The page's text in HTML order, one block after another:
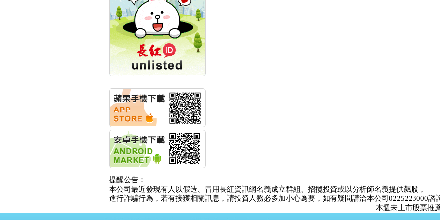
創新高 啟動興櫃轉上櫃
計畫
明緯企業:明緯永續科技
競賽 以電源驅動善的力
量
秀育企業:秀育SHO-U儲
能系統 獲國內首張CNS
認證
聯博投信:聯博00404A
華旭先進:代重要子公司
碩通散熱股份有限公司
公告董事會通過發言人
及代理發
華旭先進:代重要子公司
碩通散熱股份有限公司
公告董事會決議發行員
工認股權
華旭先進:代重要子公司
碩通散熱股份有限公司
公告董事會追認113年
向關係
提醒公告：
本公司最近發現有人以假造、冒用長紅資訊網名義成立群組、招攬投資或以分析師名義提供飆股，
進行詐騙行為，若有接獲相關訊息，請投資人務必多加小心為要，如有疑問請洽本公司0225223000諮
本週未上市股票推